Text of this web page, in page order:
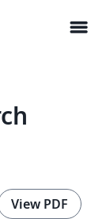
menu
View PDF